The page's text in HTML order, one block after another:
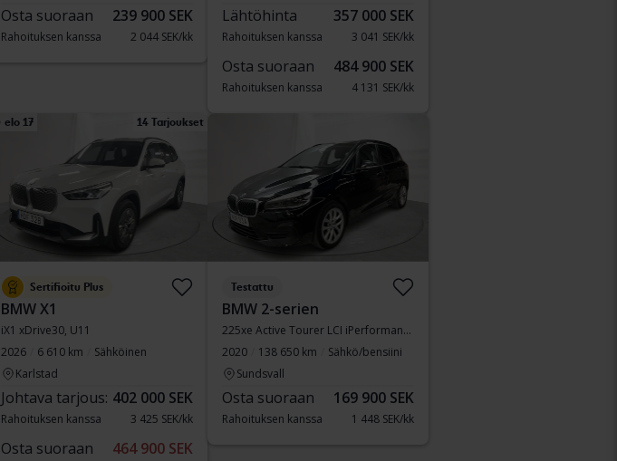
Osta suoraan 239 900 SEK
Rahoituksen kanssa 2 044 SEK/kk
Lähtöhinta 357 000 SEK
Rahoituksen kanssa 3 041 SEK/kk
Osta suoraan 484 900 SEK
Rahoituksen kanssa 4 131 SEK/kk
elo 17 14 Tarjoukset
Sertifioitu Plus
BMW X1
iX1 xDrive30, U11
2026
6 610 km
Sähköinen
Karlstad
Johtava tarjous: 402 000 SEK
Rahoituksen kanssa 3 425 SEK/kk
Osta suoraan 464 900 SEK
Testattu
BMW 2-serien
225xe Active Tourer LCI iPerformance 9,7kWh, F45
2020
138 650 km
Sähkö/bensiini
Sundsvall
Osta suoraan 169 900 SEK
Rahoituksen kanssa 1 448 SEK/kk